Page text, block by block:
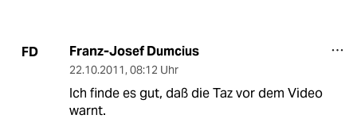
FD Franz-Josef Dumcius
22.10.2011, 08:12 Uhr
Ich finde es gut, daß die Taz vor dem Video
warnt.